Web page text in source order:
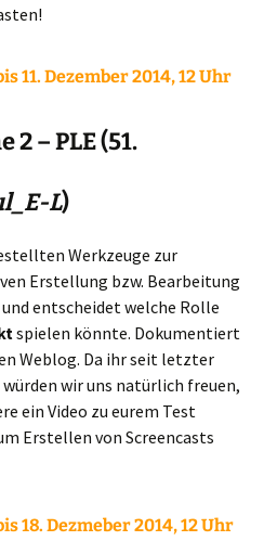
11. Dezember 2014, 12 Uhr
– PLE (51.
L)
Werkzeuge zur
Erstellung bzw. Bearbeitung
entscheidet welche Rolle
spielen könnte. Dokumentiert
Weblog. Da ihr seit letzter
wir uns natürlich freuen,
ein Video zu eurem Test
Erstellen von Screencasts
18. Dezmeber 2014, 12 Uhr